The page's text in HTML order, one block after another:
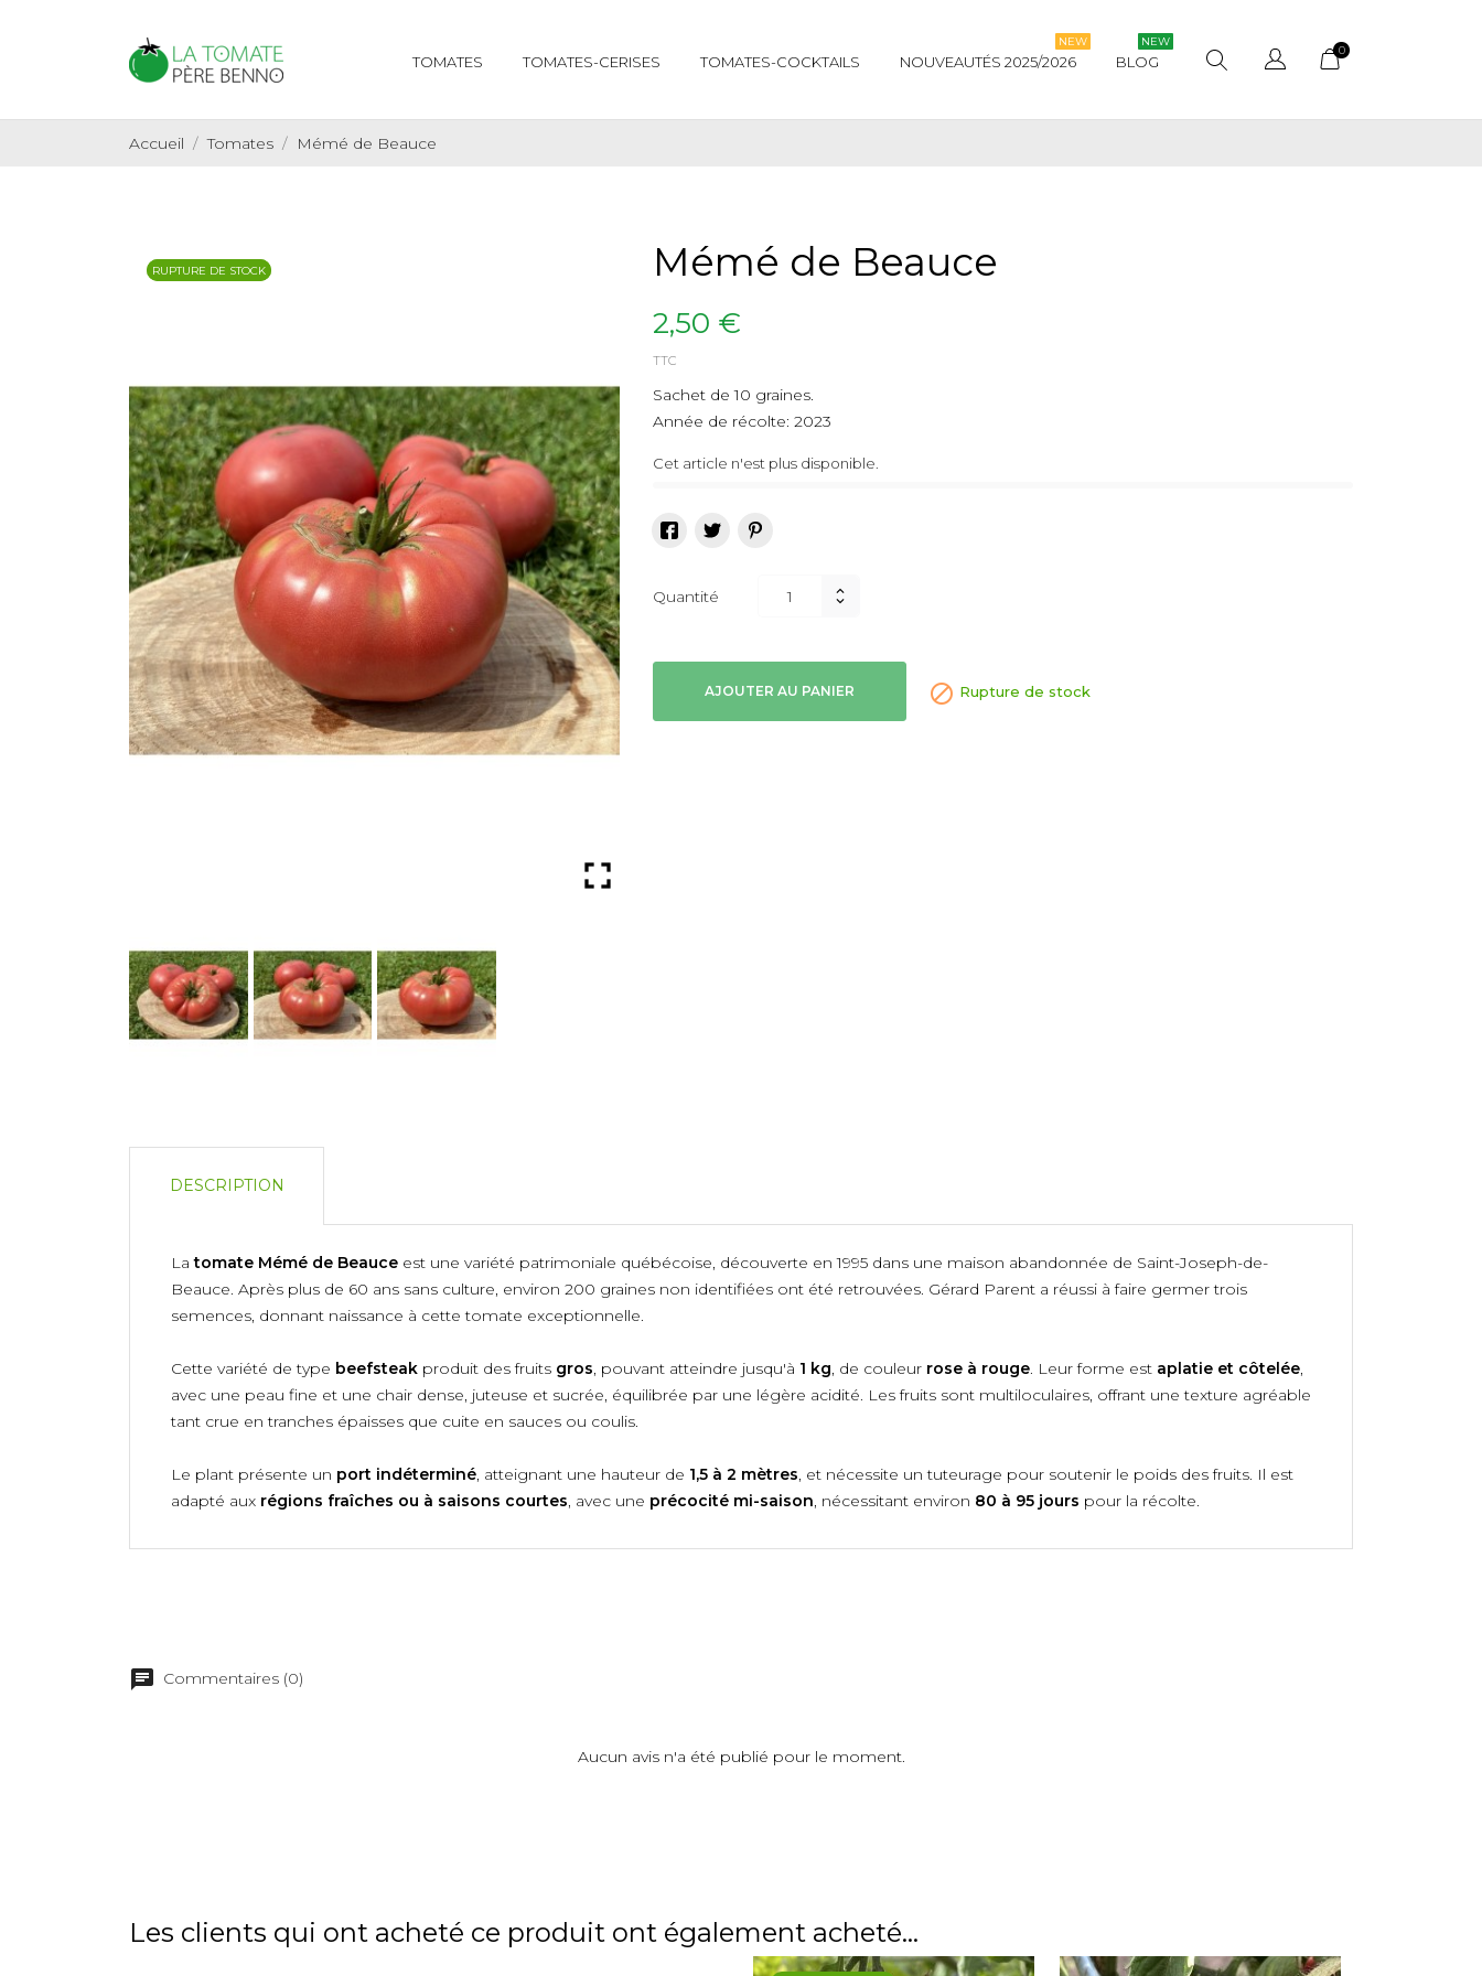
TOMATES TOMATES-CERISES TOMATES-COCKTAILS NOUVEAUTÉS 2025/2026
NEW
BLOG
NEW
0
Accueil Tomates Mémé de Beauce
RUPTURE DE STOCK

RUPTURE DE STOCK Mémé de Beauce
2,50 €
TTC
Sachet de 10 graines.
Année de récolte: 2023
Cet article n'est plus disponible.
Quantité
AJOUTER AU PANIER  Rupture de stock
DESCRIPTION
Latomate Mémé de Beauce est une variété patrimoniale québécoise, découverte en 1995 dans une maison abandonnée de Saint-Joseph-de-
Beauce. Après plus de 60 ans sans culture, environ 200 graines non identifiées ont été retrouvées. Gérard Parent a réussi à faire germer trois
semences, donnant naissance à cette tomate exceptionnelle.
Cette variété de type beefsteak produit des fruits gros, pouvant atteindre jusqu'à 1 kg, de couleur rose à rouge. Leur forme est aplatie et côtelée,
avec une peau fine et une chair dense, juteuse et sucrée, équilibrée par une légère acidité. Les fruits sont multiloculaires, offrant une texture agréable
tant crue en tranches épaisses que cuite en sauces ou coulis.
Le plant présente un port indéterminé, atteignant une hauteur de 1,5 à 2 mètres, et nécessite un tuteurage pour soutenir le poids des fruits. Il est
adapté aux régions fraîches ou à saisons courtes, avec une précocité mi-saison, nécessitant environ 80 à 95 jours pour la récolte.
Commentaires (0)
Aucun avis n'a été publié pour le moment.
Les clients qui ont acheté ce produit ont également acheté...